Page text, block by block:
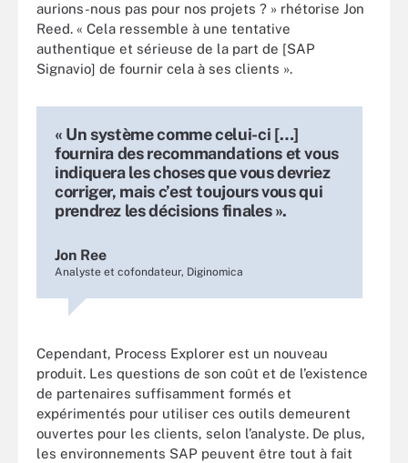
aurions-nous pas pour nos projets ? » rhétorise Jon
Reed. « Cela ressemble à une tentative
authentique et sérieuse de la part de [SAP
Signavio] de fournir cela à ses clients ».
« Un système comme celui-ci […]
fournira des recommandations et vous
indiquera les choses que vous devriez
corriger, mais c’est toujours vous qui
prendrez les décisions finales ».
Jon Ree
Analyste et cofondateur, Diginomica
Cependant, Process Explorer est un nouveau
produit. Les questions de son coût et de l’existence
de partenaires suffisamment formés et
expérimentés pour utiliser ces outils demeurent
ouvertes pour les clients, selon l’analyste. De plus,
les environnements SAP peuvent être tout à fait